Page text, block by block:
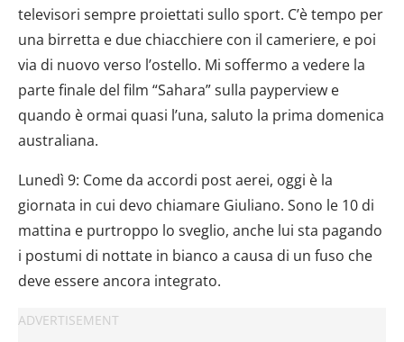
televisori sempre proiettati sullo sport. C’è tempo per
una birretta e due chiacchiere con il cameriere, e poi
via di nuovo verso l’ostello. Mi soffermo a vedere la
parte finale del film “Sahara” sulla payperview e
quando è ormai quasi l’una, saluto la prima domenica
australiana.
Lunedì 9: Come da accordi post aerei, oggi è la
giornata in cui devo chiamare Giuliano. Sono le 10 di
mattina e purtroppo lo sveglio, anche lui sta pagando
i postumi di nottate in bianco a causa di un fuso che
deve essere ancora integrato.